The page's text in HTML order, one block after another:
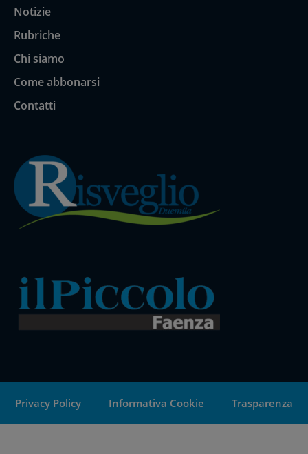
Notizie
Rubriche
Chi siamo
Come abbonarsi
Contatti
Privacy Policy Informativa Cookie Trasparenza